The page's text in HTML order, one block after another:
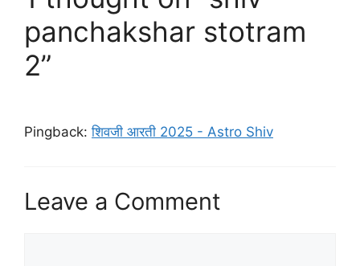
panchakshar stotram
2”
Pingback:शिवजी आरती 2025 - Astro Shiv
Leave a Comment